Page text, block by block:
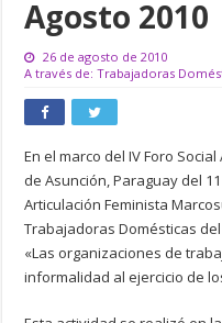
Agosto 2010
26 de agosto de 2010
A través de: Trabajadoras
En el marco del IV Foro
de Asunción, Paraguay del
Articulación Feminista
Trabajadoras Domésticas
«Las organizaciones de
informalidad al ejercicio de